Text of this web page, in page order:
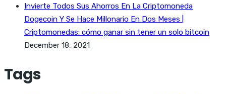
Invierte Todos Sus Ahorros En La Criptomoneda
Dogecoin Y Se Hace Millonario En Dos Meses |
Criptomonedas: cómo ganar sin tener un solo bitcoin
December 18, 2021
Tags